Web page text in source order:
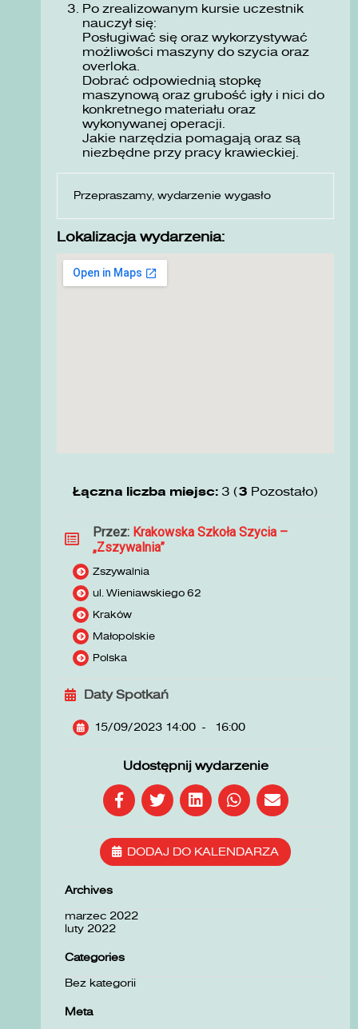
Po zrealizowanym kursie uczestnik
nauczył się:
Posługiwać się oraz wykorzystywać
możliwości maszyny do szycia oraz
overloka.
Dobrać odpowiednią stopkę
maszynową oraz grubość igły i nici do
konkretnego materiału oraz
wykonywanej operacji.
Jakie narzędzia pomagają oraz są
niezbędne przy pracy krawieckiej.
Przepraszamy, wydarzenie wygasło
Lokalizacja wydarzenia:
Łączna liczba miejsc: 3 (3 Pozostało)
Przez: Krakowska Szkoła Szycia –
„Zszywalnia”
Zszywalnia
ul. Wieniawskiego 62
Kraków
Małopolskie
Polska
Daty Spotkań
15/09/2023 14:00 - 16:00
Udostępnij wydarzenie
DODAJ DO KALENDARZA
Archives
marzec 2022
luty 2022
Categories
Bez kategorii
Meta